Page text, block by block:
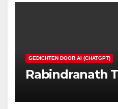
GEDICHTEN DOOR AI (CHATGPT)
Rabindranath